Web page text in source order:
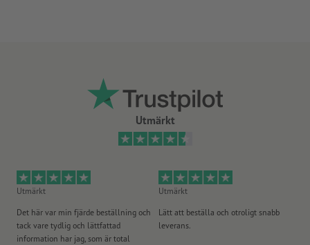
Utmärkt
Utmärkt
Det här var min fjärde beställning och
tack vare tydlig och lättfattad
information har jag, som är total
Utmärkt
Lätt att beställa och otroligt snabb
leverans.